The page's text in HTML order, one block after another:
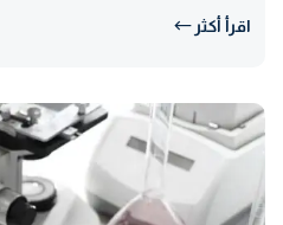
اقرأ أكثر